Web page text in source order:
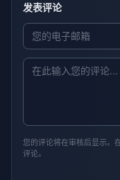
发表评论
您的评论将在审核后显示。
评论。